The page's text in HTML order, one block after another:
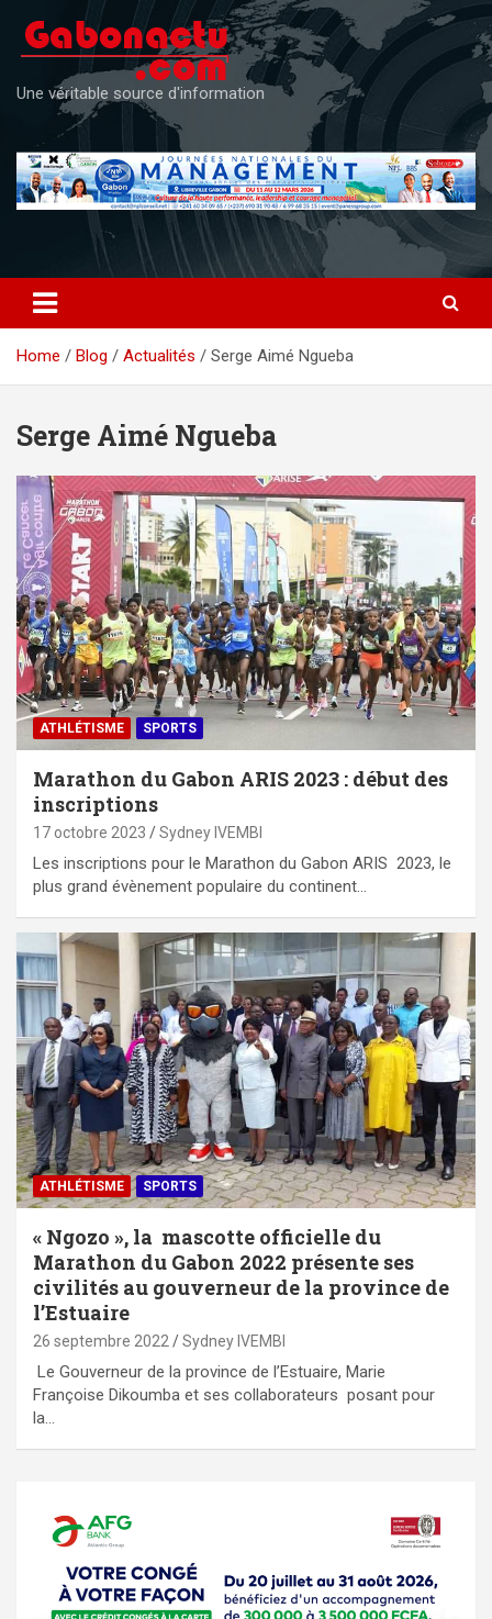
content
Une véritable source d'information
Home Blog Actualités Serge Aimé Ngueba
Serge Aimé Ngueba
ATHLÉTISME SPORTS
Marathon du Gabon ARIS 2023 : début des
inscriptions
17 octobre 2023 Sydney IVEMBI
Les inscriptions pour le Marathon du Gabon ARIS 2023, le
plus grand évènement populaire du continent…
ATHLÉTISME SPORTS
« Ngozo », la mascotte officielle du
Marathon du Gabon 2022 présente ses
civilités au gouverneur de la province de
l’Estuaire
26 septembre 2022 Sydney IVEMBI
Le Gouverneur de la province de l’Estuaire, Marie
Françoise Dikoumba et ses collaborateurs posant pour
la…